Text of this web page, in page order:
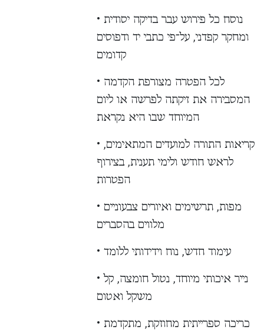
• נוסח כל פירוש עבר בדיקה יסודית
ומחקר קפדני, על־פי כתבי יד ודפוסים
קדומים
• לכל הפטרה מצורפת הקדמה
המסבירה את זיקתה לפרשה או ליום
המיוחד שבו היא נקראת
• קריאות התורה למועדים המתאימים,
לראש חודש ולימי תענית, בצירוף
הפטרות
• מפות, תרשימים ואיורים צבעוניים
מלווים בהסברים
• עימוד חדש, נוח וידידותי ללומד
• נייר איכותי מיוחד, נטול חומצה, קל
משקל ואטום
• כריכה ספרייתית מחוזקת, מתקדמת